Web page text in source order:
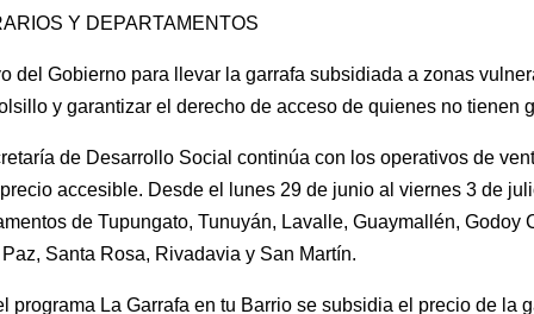
Y DEPARTAMENTOS
del Gobierno para llevar la garrafa subsidiada a zonas
y garantizar el derecho de acceso de quienes no tienen
de Desarrollo Social continúa con los operativos de
accesible. Desde el lunes 29 de junio al viernes 3 de
de Tupungato, Tunuyán, Lavalle, Guaymallén, Godoy
Santa Rosa, Rivadavia y San Martín.
programa La Garrafa en tu Barrio se subsidia el precio de la